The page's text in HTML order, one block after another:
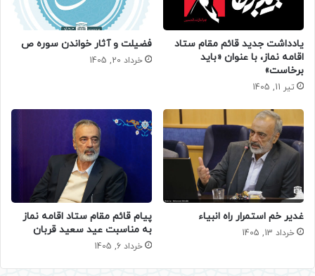
یادداشت جدید قائم مقام ستاد
اقامه نماز، با عنوان «باید
برخاست»
تیر 11, 1405
فضیلت و آثار خواندن سوره ص
خرداد 20, 1405
غدیر خم استمرار راه انبیاء
خرداد 13, 1405
پیام قائم مقام ستاد اقامه نماز
به مناسبت عید سعید قربان
خرداد 6, 1405